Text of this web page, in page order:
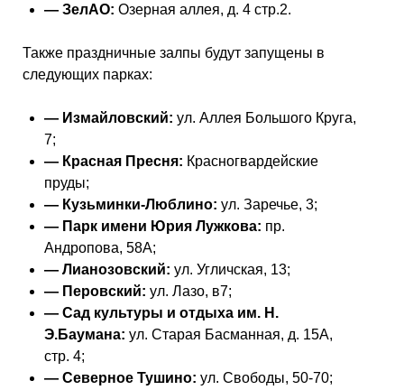
— ЗелАО: Озерная аллея, д. 4 стр.2.
Также праздничные залпы будут запущены в
следующих парках:
— Измайловский: ул. Аллея Большого Круга,
7;
— Красная Пресня: Красногвардейские
пруды;
— Кузьминки-Люблино: ул. Заречье, 3;
— Парк имени Юрия Лужкова: пр.
Андропова, 58А;
— Лианозовский: ул. Угличская, 13;
— Перовский: ул. Лазо, в7;
— Сад культуры и отдыха им. Н.
Э.Баумана: ул. Старая Басманная, д. 15А,
стр. 4;
— Северное Тушино: ул. Свободы, 50-70;